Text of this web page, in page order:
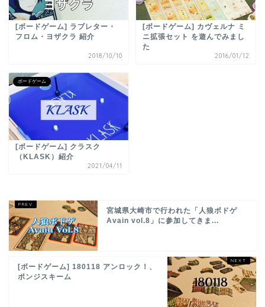
[ボードゲーム] ラブレター・
フロム・ヨザクラ 紹介
2018/10/10
[ボードゲーム] カヴェルナ ミ
ニ拡張セット を遊んでみまし
た
2016/01/12
ボードゲーム
[ボードゲーム] クラスク
（KLASK）紹介
2021/04/11
宮城県大崎市で行われた「人狼ボドゲ
Avain vol.8」に参加してきま...
[ボードゲーム] 180118 アンロック！、
ポンジスキーム